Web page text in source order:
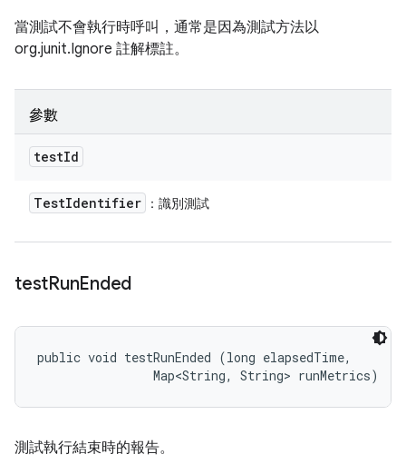
當測試不會執行時呼叫，通常是因為測試方法以
org.junit.Ignore 註解標註。
參數
testId
TestIdentifier ：識別測試
testRunEnded
public void testRunEnded (long elapsedTime,
                Map<String, String> runMetrics)
測試執行結束時的報告。